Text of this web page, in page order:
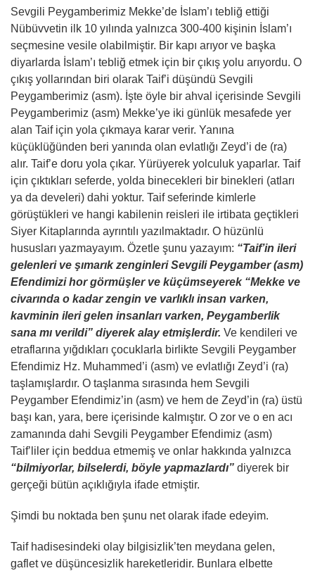
Sevgili Peygamberimiz Mekke’de İslam’ı tebliğ ettiği
Nübüvvetin ilk 10 yılında yalnızca 300-400 kişinin İslam’ı
seçmesine vesile olabilmiştir. Bir kapı arıyor ve başka
diyarlarda İslam’ı tebliğ etmek için bir çıkış yolu arıyordu. O
çıkış yollarından biri olarak Taif’i düşündü Sevgili
Peygamberimiz (asm). İşte öyle bir ahval içerisinde Sevgili
Peygamberimiz (asm) Mekke’ye iki günlük mesafede yer
alan Taif için yola çıkmaya karar verir. Yanına
küçüklüğünden beri yanında olan evlatlığı Zeyd’i de (ra)
alır. Taif’e doru yola çıkar. Yürüyerek yolculuk yaparlar. Taif
için çıktıkları seferde, yolda binecekleri bir binekleri (atları
ya da develeri) dahi yoktur. Taif seferinde kimlerle
görüştükleri ve hangi kabilenin reisleri ile irtibata geçtikleri
Siyer Kitaplarında ayrıntılı yazılmaktadır. O hüzünlü
hususları yazmayayım. Özetle şunu yazayım: “Taif’in ileri
gelenleri ve şımarık zenginleri Sevgili Peygamber (asm)
Efendimizi hor görmüşler ve küçümseyerek “Mekke ve
civarında o kadar zengin ve varlıklı insan varken,
kavminin ileri gelen insanları varken, Peygamberlik
sana mı verildi” diyerek alay etmişlerdir. Ve kendileri ve
etraflarına yığdıkları çocuklarla birlikte Sevgili Peygamber
Efendimiz Hz. Muhammed’i (asm) ve evlatlığı Zeyd’i (ra)
taşlamışlardır. O taşlanma sırasında hem Sevgili
Peygamber Efendimiz’in (asm) ve hem de Zeyd’in (ra) üstü
başı kan, yara, bere içerisinde kalmıştır. O zor ve o en acı
zamanında dahi Sevgili Peygamber Efendimiz (asm)
Taif’liler için beddua etmemiş ve onlar hakkında yalnızca
“bilmiyorlar, bilselerdi, böyle yapmazlardı” diyerek bir
gerçeği bütün açıklığıyla ifade etmiştir.
Şimdi bu noktada ben şunu net olarak ifade edeyim.
Taif hadisesindeki olay bilgisizlik’ten meydana gelen,
gaflet ve düşüncesizlik hareketleridir. Bunlara elbette